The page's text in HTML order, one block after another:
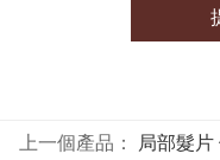
上一個產品： 局部髮片 側